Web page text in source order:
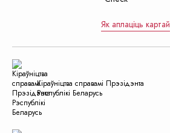
Як аплаціць картай
Кiраўнiцтва справамi Прэзiдэнта
Рэспублiкi Беларусь